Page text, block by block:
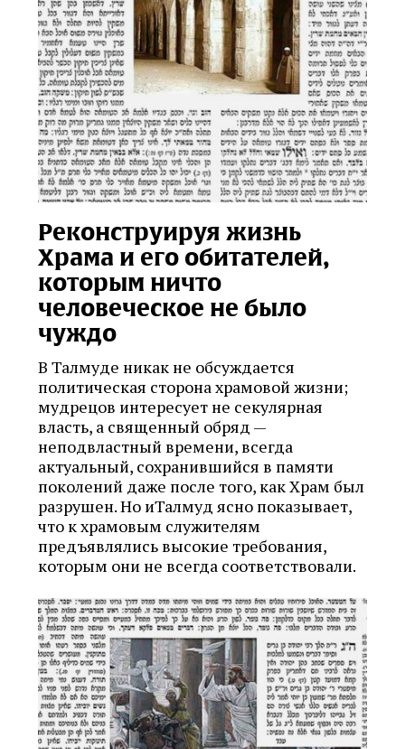
Реконструируя жизнь
Храма и его обитателей,
которым ничто
человеческое не было
чуждо
В Талмуде никак не обсуждается
политическая сторона храмовой жизни;
мудрецов интересует не секулярная
власть, а священный обряд —
неподвластный времени, всегда
актуальный, сохранившийся в памяти
поколений даже после того, как Храм был
разрушен. Но иТалмуд ясно показывает,
что к храмовым служителям
предъявлялись высокие требования,
которым они не всегда соответствовали.